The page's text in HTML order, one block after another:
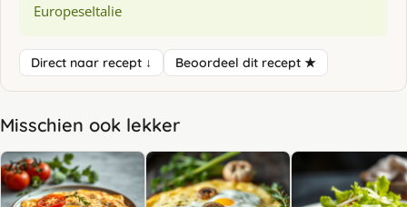
EuropeseItalie
Direct naar recept ↓ Beoordeel dit recept ★
Misschien ook lekker